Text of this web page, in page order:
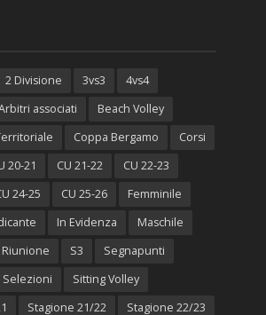
2 Divisione 3vs3
4vs4
associati
Beach Volley
Coppa Bergamo
Corsi
20-21 CU 21-22
CU 22-23
24-25 CU 25-26
Femminile
In Evidenza
Maschile
Riunione S3
Segnapunti
Selezioni
Sitting Volley
Stagione 21/22 Stagione 22/23